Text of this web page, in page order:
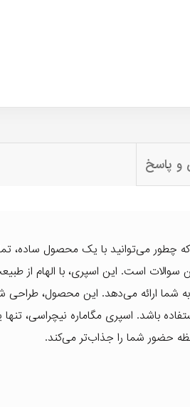
پاسخ
چطور می‌توانید با یک محصول ساده،
است. این اسپری، با الهام از
شما ارائه می‌دهد. این محصول، طراحی
باشد. اسپری مگاماره نیچراسی،
حضور شما را جذاب‌تر می‌کند.